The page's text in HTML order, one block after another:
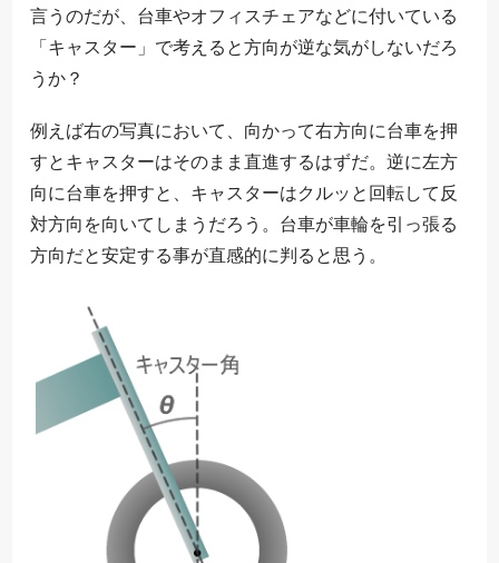
言うのだが、台車やオフィスチェアなどに付いている
「キャスター」で考えると方向が逆な気がしないだろ
うか？
例えば右の写真において、向かって右方向に台車を押
すとキャスターはそのまま直進するはずだ。逆に左方
向に台車を押すと、キャスターはクルッと回転して反
対方向を向いてしまうだろう。台車が車輪を引っ張る
方向だと安定する事が直感的に判ると思う。